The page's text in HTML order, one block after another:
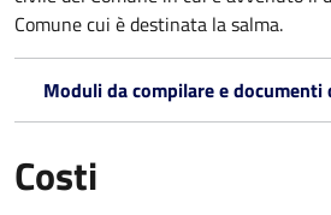
Comune cui è destinata la salma.
Moduli da compilare e documenti
Costi